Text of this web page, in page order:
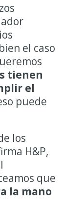
el caso
tienen
el
puede
los
H&P,
que
la mano